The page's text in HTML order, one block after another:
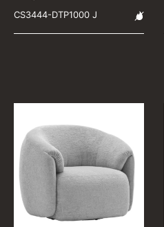
CS3444-DTP1000 J